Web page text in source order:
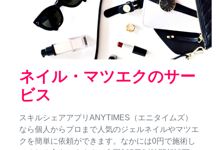
ネイル・マツエクのサー
ビス
スキルシェアアプリANYTIMES（エニタイムズ）
なら個人からプロまで人気のジェルネイルやマツエ
クを簡単に依頼ができます。なかには0円で施術し